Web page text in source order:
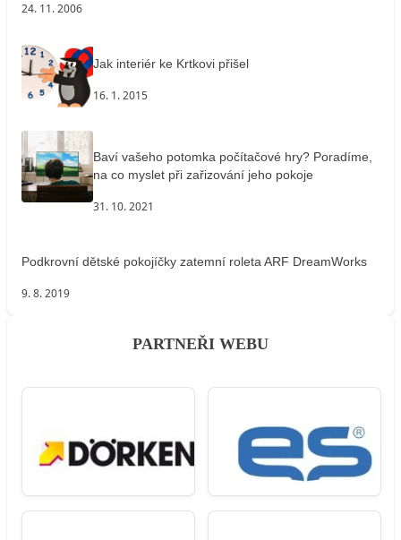
24. 11. 2006
Jak interiér ke Krtkovi přišel
16. 1. 2015
Baví vašeho potomka počítačové hry? Poradíme,
na co myslet při zařizování jeho pokoje
31. 10. 2021
Podkrovní dětské pokojíčky zatemní roleta ARF DreamWorks
9. 8. 2019
PARTNEŘI WEBU